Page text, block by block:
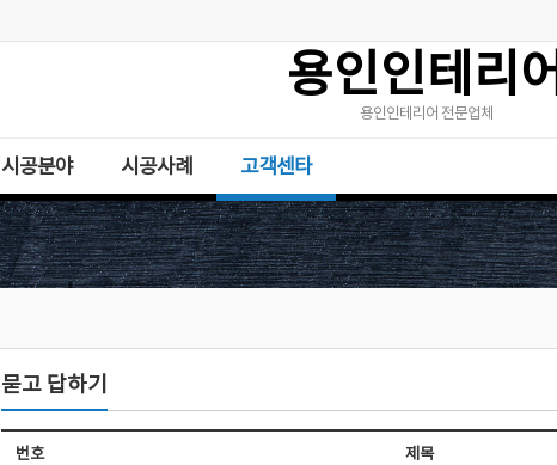
용인인테리어
용인인테리어 전문업체
시공분야 시공사례 고객센타
묻고 답하기
번호 제목